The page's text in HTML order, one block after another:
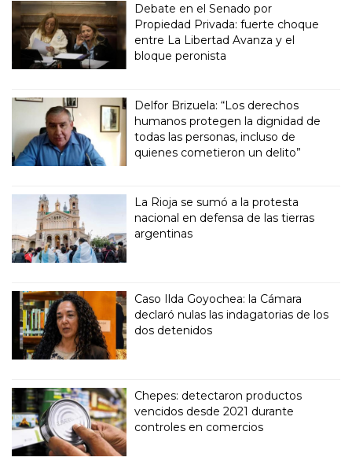
Debate en el Senado por
Propiedad Privada: fuerte choque
entre La Libertad Avanza y el
bloque peronista
Delfor Brizuela: “Los derechos
humanos protegen la dignidad de
todas las personas, incluso de
quienes cometieron un delito”
La Rioja se sumó a la protesta
nacional en defensa de las tierras
argentinas
Caso Ilda Goyochea: la Cámara
declaró nulas las indagatorias de los
dos detenidos
Chepes: detectaron productos
vencidos desde 2021 durante
controles en comercios